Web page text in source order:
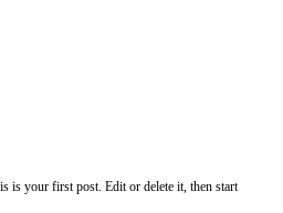
is your first post. Edit or delete it, then start